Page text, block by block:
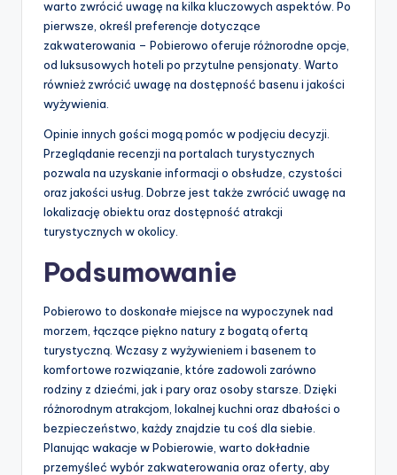
warto zwrócić uwagę na kilka kluczowych aspektów. Po
pierwsze, określ preferencje dotyczące
zakwaterowania – Pobierowo oferuje różnorodne opcje,
od luksusowych hoteli po przytulne pensjonaty. Warto
również zwrócić uwagę na dostępność basenu i jakości
wyżywienia.
Opinie innych gości mogą pomóc w podjęciu decyzji.
Przeglądanie recenzji na portalach turystycznych
pozwala na uzyskanie informacji o obsłudze, czystości
oraz jakości usług. Dobrze jest także zwrócić uwagę na
lokalizację obiektu oraz dostępność atrakcji
turystycznych w okolicy.
Podsumowanie
Pobierowo to doskonałe miejsce na wypoczynek nad
morzem, łączące piękno natury z bogatą ofertą
turystyczną. Wczasy z wyżywieniem i basenem to
komfortowe rozwiązanie, które zadowoli zarówno
rodziny z dziećmi, jak i pary oraz osoby starsze. Dzięki
różnorodnym atrakcjom, lokalnej kuchni oraz dbałości o
bezpieczeństwo, każdy znajdzie tu coś dla siebie.
Planując wakacje w Pobierowie, warto dokładnie
przemyśleć wybór zakwaterowania oraz oferty, aby